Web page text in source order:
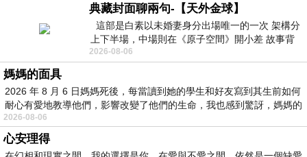
典藏封面聊兩句-【天外金球】
這部是白素以未婚妻身分出場唯一的一次 架構分
上下半場，中場則在《原子空間》開小差 故事背
景影射西藏境外流亡 地下組織
2026-08-06
媽媽的面具
2026 年 8 月 6 日媽媽死後，每當讀到她的學生和好友寫到其生前如何
耐心有愛地教導他們，影響改變了他們的生命，我也感到驚訝，媽媽的
2026-08-06
心安理得